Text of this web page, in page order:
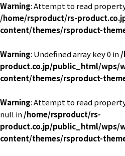
Warning: Attempt to read
/home/rsproduct/rs-
content/themes/rsproduct-
Warning: Undefined array key 0 in
product.co.jp/public_html/wps/
content/themes/rsproduct-
Warning: Attempt to read
null in/home/rsproduct/rs-
product.co.jp/public_html/wps/
content/themes/rsproduct-